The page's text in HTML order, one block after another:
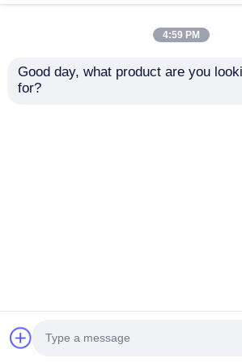
कारखाना.Copyright © 2026
4:59 PM
Good day, what product are you
for?